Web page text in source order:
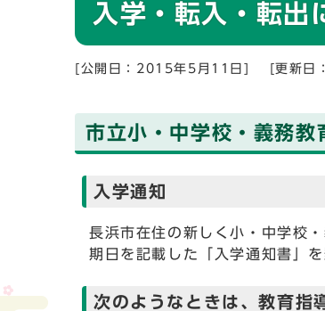
入学・転入・転出
[公開日：2015年5月11日] [更新
市立小・中学校・義務教
入学通知
長浜市在住の新しく小・中学校
期日を記載した「入学通知書」を
次のようなときは、教育